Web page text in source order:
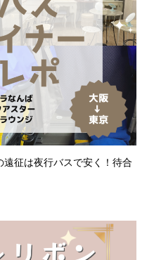
遠征は夜行バスで安く！待合